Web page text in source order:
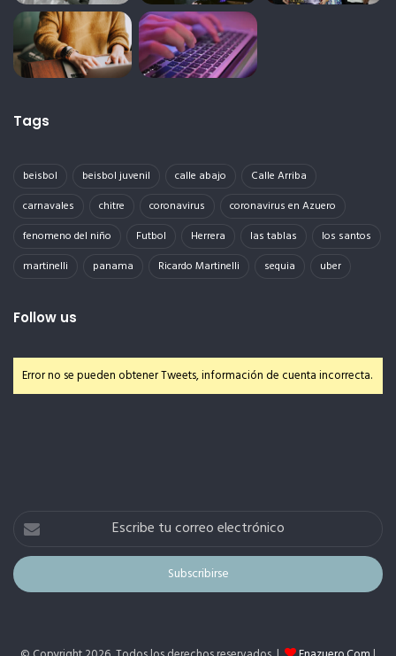
Tags
beisbol beisbol juvenil calle abajo
Calle Arriba
carnavales
chitre coronavirus
coronavirus en Azuero
fenomeno del niño
Futbol Herrera las tablas
los santos
martinelli
panama Ricardo Martinelli sequia uber
Follow us
Error no se pueden obtener Tweets, información de cuenta incorrecta.
Escribe
correo
electrónico